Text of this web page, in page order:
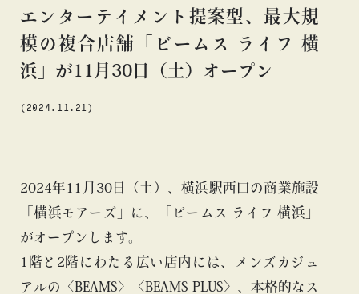
blog blog
#ライブ
#レコード #写真 #抽選販売 #漫画
#絵画
#美術館 #言葉 #連載 #音楽
エンターテイメント提案型、最大規
模の複合店舗「ビームス ライフ 横
浜」が11月30日（土）オープン
(2024.11.21)
2024年11月30日（土）、横浜駅西口の商業施設
「横浜モアーズ」に、「ビームス ライフ 横浜」
がオープンします。
1階と2階にわたる広い店内には、メンズカジュ
アルの〈BEAMS〉〈BEAMS PLUS〉、本格的なス